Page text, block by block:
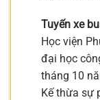
Tuyến xe
Học viện
đại học
tháng 10
Kế thừa sự